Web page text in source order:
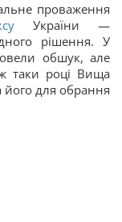
проваження
України —
рішення. У
обшук, але
таки році Вища
його для обрання